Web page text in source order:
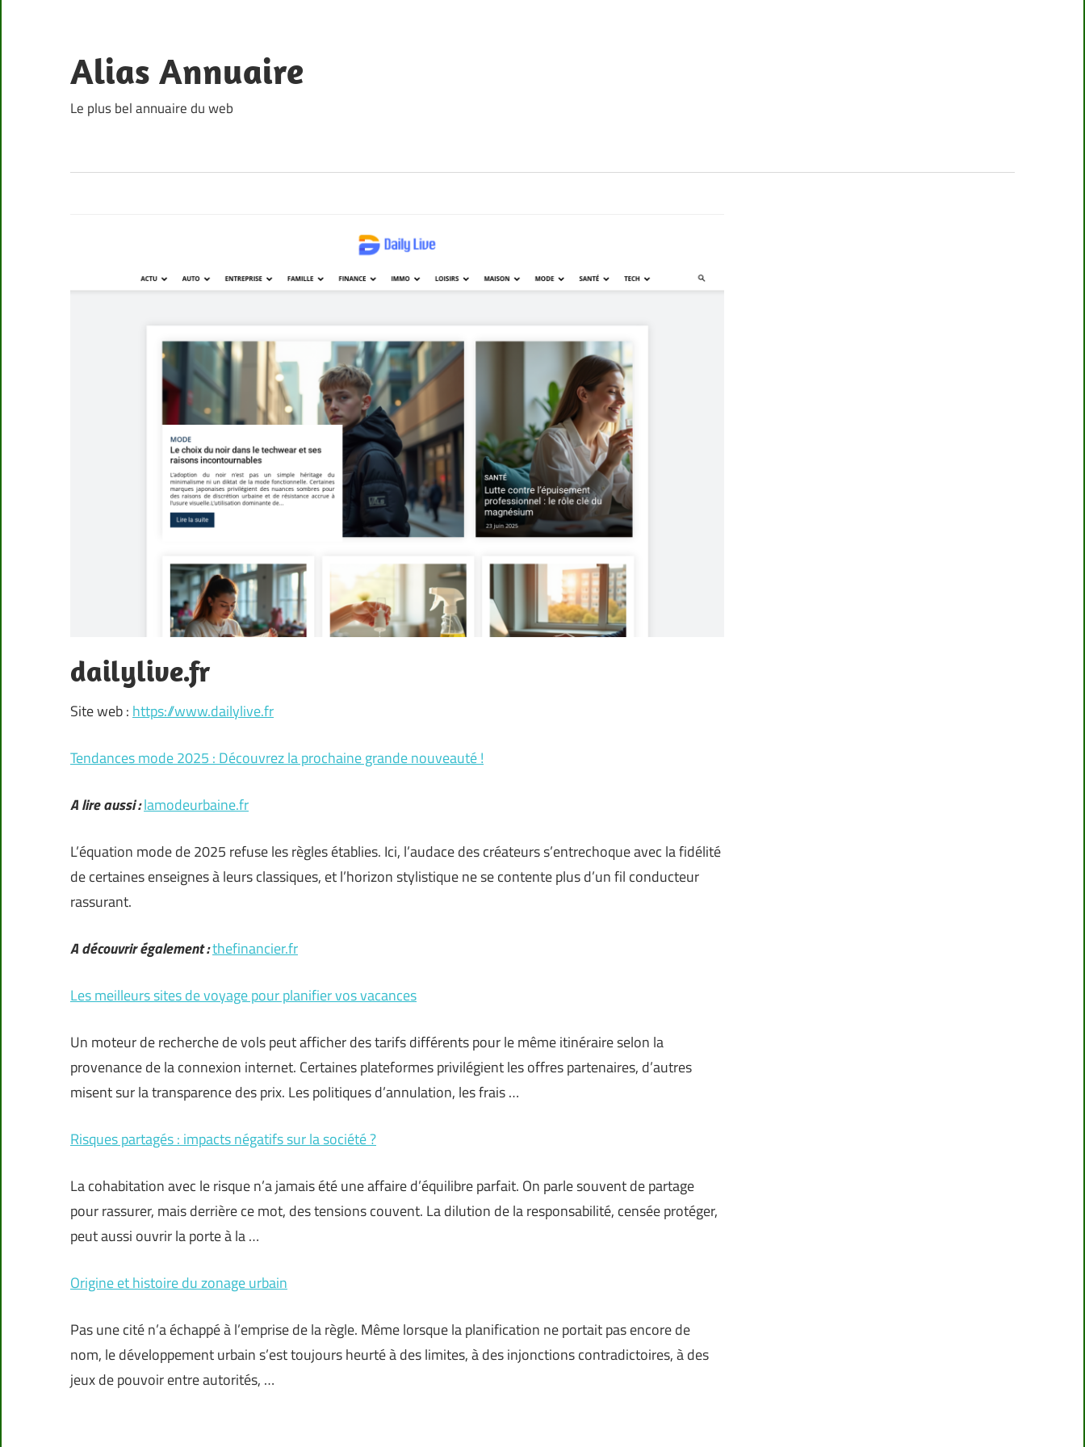
content
Alias Annuaire
Le plus bel annuaire du web
dailylive.fr
Site web : https://www.dailylive.fr
Tendances mode 2025 : Découvrez la prochaine grande nouveauté !
A lire aussi :lamodeurbaine.fr
L’équation mode de 2025 refuse les règles établies. Ici, l’audace des créateurs s’entrechoque avec la fidélité
de certaines enseignes à leurs classiques, et l’horizon stylistique ne se contente plus d’un fil conducteur
rassurant.
A découvrir également :thefinancier.fr
Les meilleurs sites de voyage pour planifier vos vacances
Un moteur de recherche de vols peut afficher des tarifs différents pour le même itinéraire selon la
provenance de la connexion internet. Certaines plateformes privilégient les offres partenaires, d’autres
misent sur la transparence des prix. Les politiques d’annulation, les frais …
Risques partagés : impacts négatifs sur la société ?
La cohabitation avec le risque n’a jamais été une affaire d’équilibre parfait. On parle souvent de partage
pour rassurer, mais derrière ce mot, des tensions couvent. La dilution de la responsabilité, censée protéger,
peut aussi ouvrir la porte à la …
Origine et histoire du zonage urbain
Pas une cité n’a échappé à l’emprise de la règle. Même lorsque la planification ne portait pas encore de
nom, le développement urbain s’est toujours heurté à des limites, à des injonctions contradictoires, à des
jeux de pouvoir entre autorités, …